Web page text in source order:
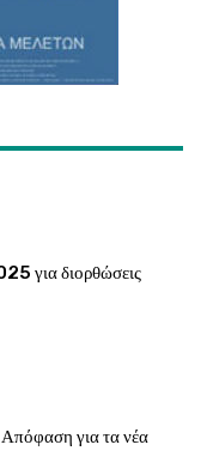
για διορθώσεις
για τα νέα